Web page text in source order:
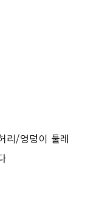
리/엉덩이 둘레